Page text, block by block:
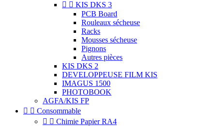
  KIS DKS 3
PCB Board
Rouleaux sécheuse
Racks
Mousses sécheuse
Pignons
Autres pièces
KIS DKS 2
DEVELOPPEUSE FILM KIS
IMAGUS 1500
PHOTOBOOK
AGFA/KIS FP
  Consommable
  Chimie Papier RA4